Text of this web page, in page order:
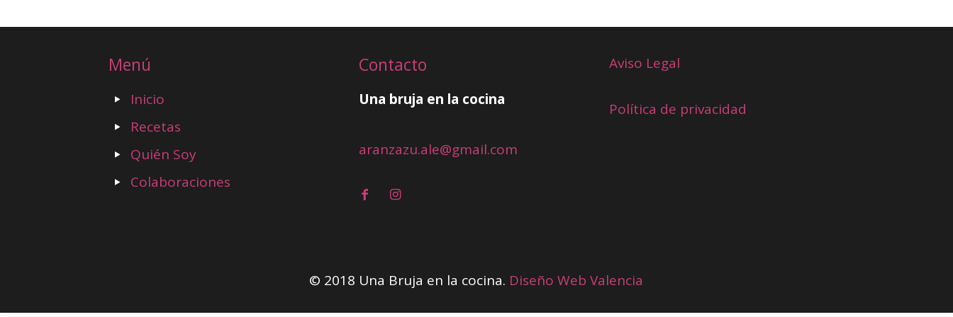
Menú
Inicio
Recetas
Quién Soy
Colaboraciones
Contacto
Una bruja en la cocina
aranzazu.ale@gmail.com
Aviso Legal
Política de privacidad
© 2018 Una Bruja en la cocina. Diseño Web Valencia